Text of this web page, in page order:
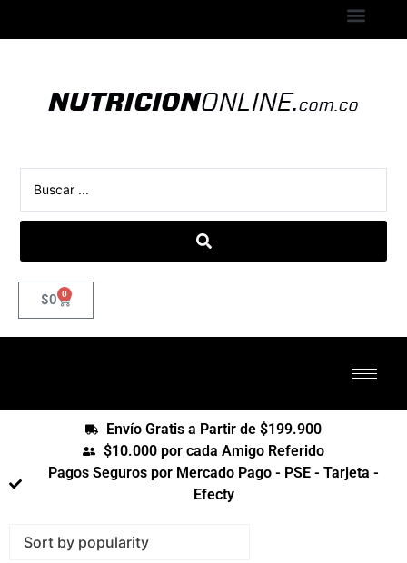
$0 0
Envío Gratis a Partir de $199.900
$10.000 por cada Amigo Referido
Pagos Seguros por Mercado Pago - PSE - Tarjeta -
Efecty